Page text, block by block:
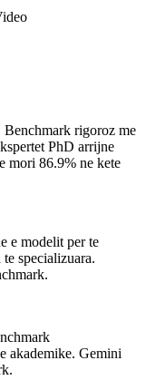
Benchmark rigoroz me
PhD arrijne
mori 86.9% ne kete
e modelit per te
specializuara.
akademike. Gemini